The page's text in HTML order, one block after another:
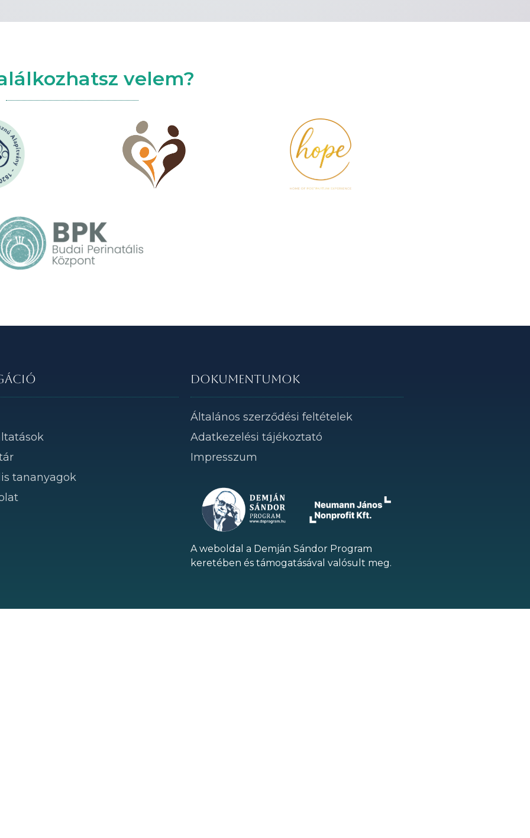
velem?
tananyagok
Dokumentumok
Általános szerződési feltételek
Adatkezelési tájékoztató
Impresszum
A weboldal a Demján Sándor Program
keretében és támogatásával valósult meg.